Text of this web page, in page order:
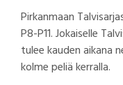
Pirkanmaan
P8-P11. Jokaiselle
tulee kauden aikana
kolme peliä kerralla.